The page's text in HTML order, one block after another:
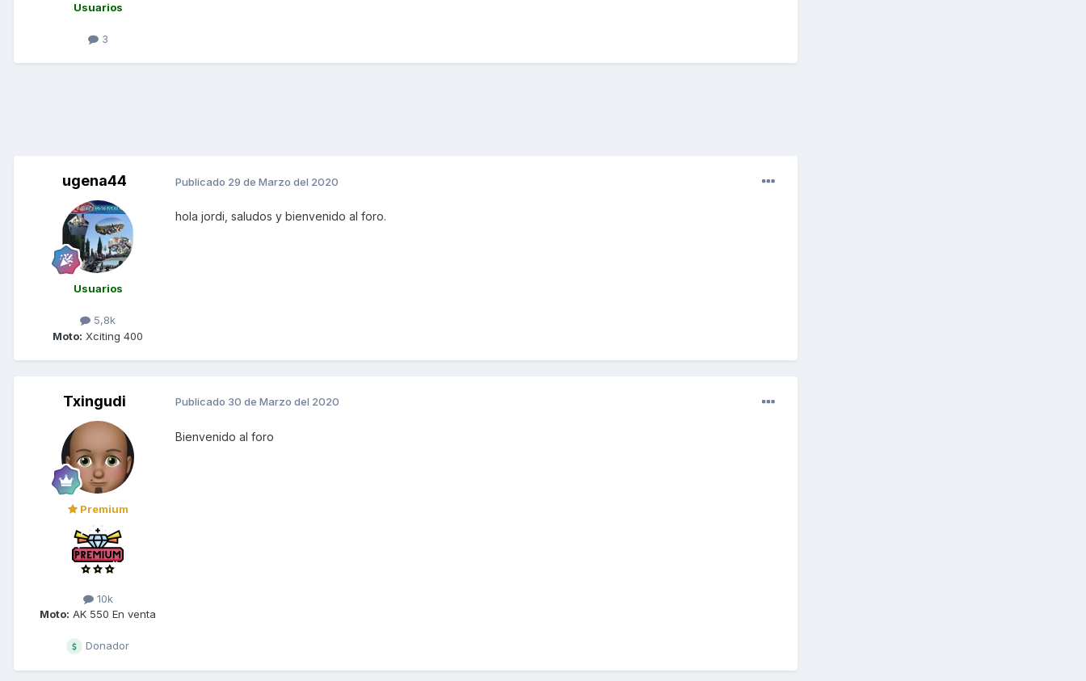
Usuarios
3
ugena44
Usuarios
5,8k
Moto: Xciting 400
Publicado 29 de Marzo del 2020
hola jordi, saludos y bienvenido al foro.
Txingudi
Premium
10k
Moto: AK 550 En venta
Donador
Publicado 30 de Marzo del 2020
Bienvenido al foro